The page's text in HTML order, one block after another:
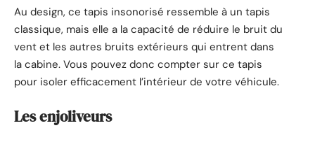
Au design, ce tapis insonorisé ressemble à un tapis
classique, mais elle a la capacité de réduire le bruit du
vent et les autres bruits extérieurs qui entrent dans
la cabine. Vous pouvez donc compter sur ce tapis
pour isoler efficacement l’intérieur de votre véhicule.
Les enjoliveurs